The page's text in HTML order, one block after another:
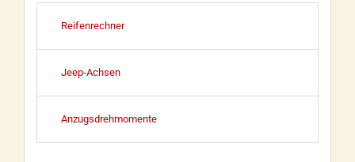
Reifenrechner
Jeep-Achsen
Anzugsdrehmomente